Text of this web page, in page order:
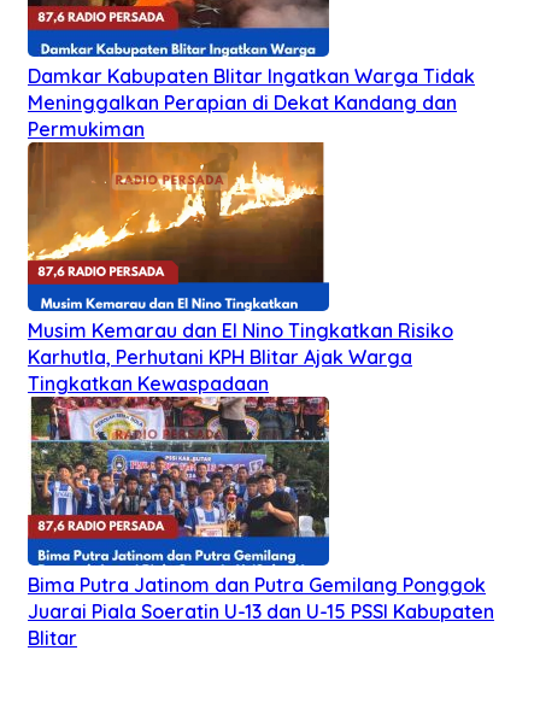
Damkar Kabupaten Blitar Ingatkan Warga Tidak
Meninggalkan Perapian di Dekat Kandang dan
Permukiman
Musim Kemarau dan El Nino Tingkatkan Risiko
Karhutla, Perhutani KPH Blitar Ajak Warga
Tingkatkan Kewaspadaan
Bima Putra Jatinom dan Putra Gemilang Ponggok
Juarai Piala Soeratin U-13 dan U-15 PSSI Kabupaten
Blitar